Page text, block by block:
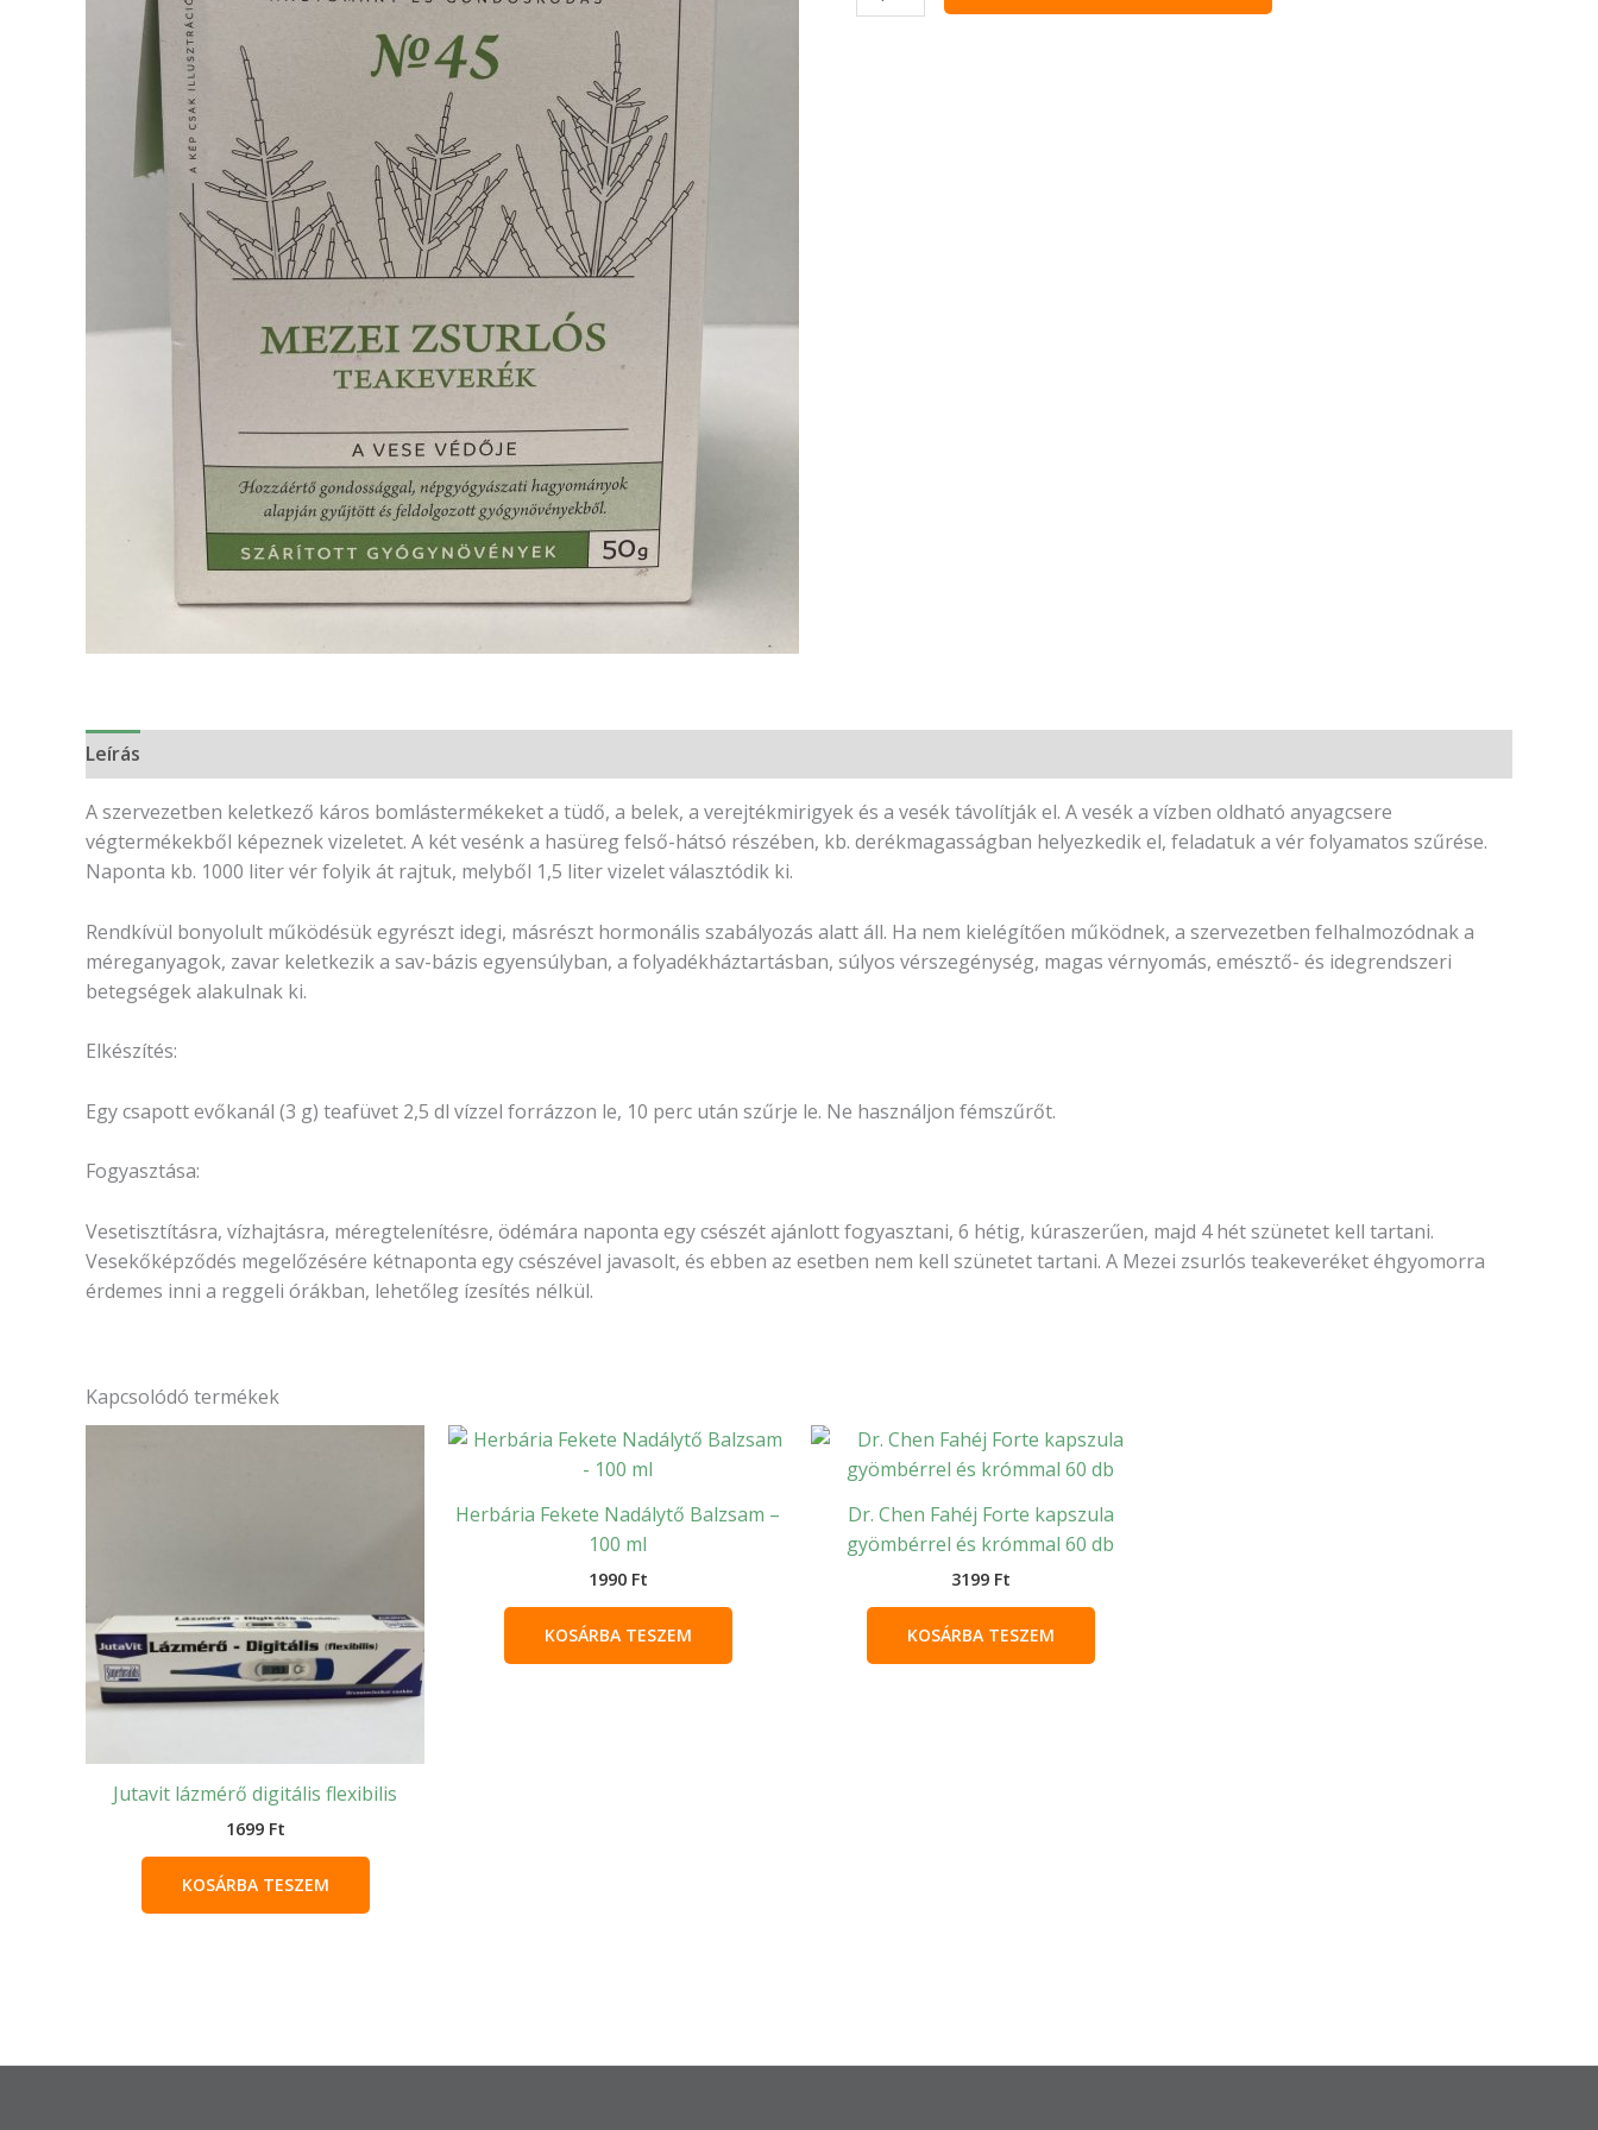
Leírás
A szervezetben keletkező káros bomlástermékeket a tüdő, a belek, a verejtékmirigyek és a vesék távolítják el. A vesék a vízben oldható anyagcsere
végtermékekből képeznek vizeletet. A két vesénk a hasüreg felső-hátsó részében, kb. derékmagasságban helyezkedik el, feladatuk a vér folyamatos szűrése.
Naponta kb. 1000 liter vér folyik át rajtuk, melyből 1,5 liter vizelet választódik ki.
Rendkívül bonyolult működésük egyrészt idegi, másrészt hormonális szabályozás alatt áll. Ha nem kielégítően működnek, a szervezetben felhalmozódnak a
méreganyagok, zavar keletkezik a sav-bázis egyensúlyban, a folyadékháztartásban, súlyos vérszegénység, magas vérnyomás, emésztő- és idegrendszeri
betegségek alakulnak ki.
Elkészítés:
Egy csapott evőkanál (3 g) teafüvet 2,5 dl vízzel forrázzon le, 10 perc után szűrje le. Ne használjon fémszűrőt.
Fogyasztása:
Vesetisztításra, vízhajtásra, méregtelenítésre, ödémára naponta egy csészét ajánlott fogyasztani, 6 hétig, kúraszerűen, majd 4 hét szünetet kell tartani.
Vesekőképződés megelőzésére kétnaponta egy csészével javasolt, és ebben az esetben nem kell szünetet tartani. A Mezei zsurlós teakeveréket éhgyomorra
érdemes inni a reggeli órákban, lehetőleg ízesítés nélkül.
Kapcsolódó termékek
Jutavit lázmérő digitális flexibilis
1699 Ft
KOSÁRBA TESZEM
Herbária Fekete Nadálytő Balzsam –
100 ml
1990 Ft
KOSÁRBA TESZEM
Dr. Chen Fahéj Forte kapszula
gyömbérrel és krómmal 60 db
3199 Ft
KOSÁRBA TESZEM